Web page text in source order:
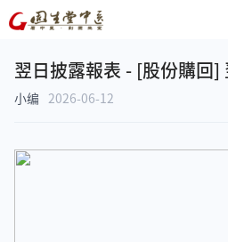
翌日披露報表 - [股份購回]
小编 2026-06-12